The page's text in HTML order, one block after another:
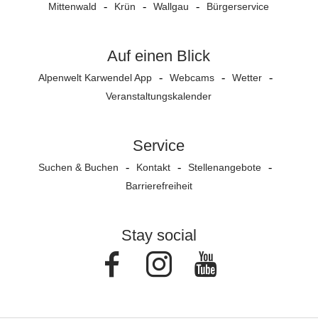
Mittenwald Krün Wallgau Bürgerservice
Auf einen Blick
Alpenwelt Karwendel App Webcams
Wetter
Veranstaltungs­kalender
Service
Suchen & Buchen Kontakt
Stellenangebote
Barrierefreiheit
Stay social
FacebookInstagram